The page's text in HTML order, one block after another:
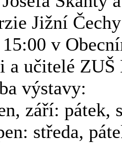
Jižní
v
a učitelé ZUŠ
výstavy:
září: pátek,
středa,